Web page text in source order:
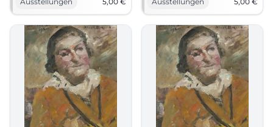
zeigt Meisterwerke vom 19.
Jahrhundert bis zum Blauen
Reiter. 23.05.2026, 5 Euro.
#Kunstgeschichte
Reiter. 11.06.2026, 5 Euro. Jetzt
entdecken! #Kunstgeschichte